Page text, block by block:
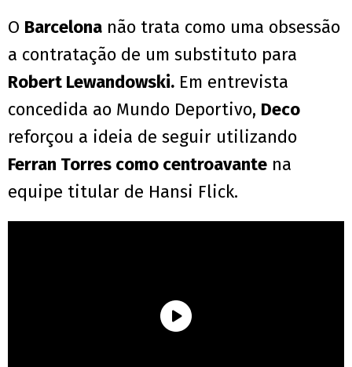
O Barcelona não trata como uma obsessão
a contratação de um substituto para
Robert Lewandowski. Em entrevista
concedida ao Mundo Deportivo, Deco
reforçou a ideia de seguir utilizando
Ferran Torres como centroavante na
equipe titular de Hansi Flick.